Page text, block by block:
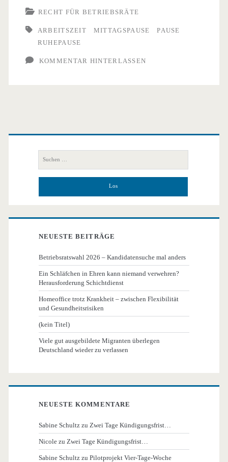
unverzichtbar
für
alle
Beschäftigten
RECHT FÜR BETRIEBSRÄTE
ARBEITSZEIT MITTAGSPAUSE
PAUSE
RUHEPAUSE
KOMMENTAR HINTERLASSEN
Primäre
Seitenleiste
nach:
NEUESTE BEITRÄGE
Betriebsratswahl 2026 – Kandidatensuche mal anders
Ein Schläfchen in Ehren kann niemand verwehren?
Herausforderung Schichtdienst
Homeoffice trotz Krankheit – zwischen Flexibilität
und Gesundheitsrisiken
(kein Titel)
Viele gut ausgebildete Migranten überlegen
Deutschland wieder zu verlassen
NEUESTE KOMMENTARE
Sabine Schultz zu Zwei Tage Kündigungsfrist…
Nicole zu Zwei Tage Kündigungsfrist…
Sabine Schultz zuPilotprojekt Vier-Tage-Woche